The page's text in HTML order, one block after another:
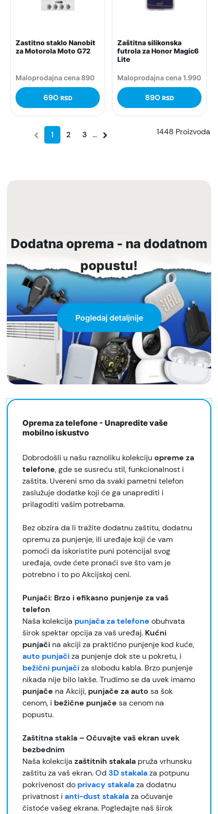
Zastitno staklo Nanobit
za Motorola Moto G72
Maloprodajna cena 890
690 RSD
Zaštitna silikonska
futrola za Honor Magic6
Lite
Maloprodajna cena 1.990
890 RSD
1 2 3 ... 1448 Proizvoda
Dodatna oprema - na dodatnom
popustu!
Pogledaj detaljnije
Oprema za telefone - Unapredite vaše
mobilno iskustvo
Dobrodošli u našu raznoliku kolekciju opreme za
telefone, gde se susreću stil, funkcionalnost i
zaštita. Uvereni smo da svaki pametni telefon
zaslužuje dodatke koji će ga unaprediti i
prilagoditi vašim potrebama.
Bez obzira da li tražite dodatnu zaštitu, dodatnu
opremu za punjenje, ili uređaje koji će vam
pomoći da iskoristite puni potencijal svog
uređaja, ovde ćete pronaći sve što vam je
potrebno i to po Akcijskoj ceni.
Punjači: Brzo i efikasno punjenje za vaš
telefon
Naša kolekcija punjača za telefone obuhvata
širok spektar opcija za vaš uređaj. Kućni
punjači na akciji za praktično punjenje kod kuće,
auto punjačiza punjenje dok ste u pokretu, i
bežični punjačiza slobodu kabla. Brzo punjenje
nikada nije bilo lakše. Trudimo se da uvek imamo
punjače na Akciji, punjače za auto sa šok
cenom, i bežične punjače sa cenom na
popustu.
Zaštitna stakla – Očuvajte vaš ekran uvek
bezbednim
Naša kolekcija zaštitnih stakala pruža vrhunsku
zaštitu za vaš ekran. Od 3D stakalaza potpunu
pokrivenost do privacy stakalaza dodatnu
privatnost i anti-dust stakalaza očuvanje
čistoće vašeg ekrana. Pogledajte naš širok